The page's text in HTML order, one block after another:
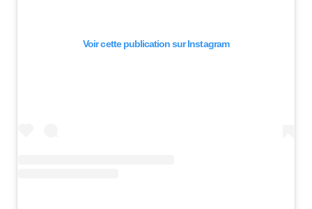
Voir cette publication sur Instagram